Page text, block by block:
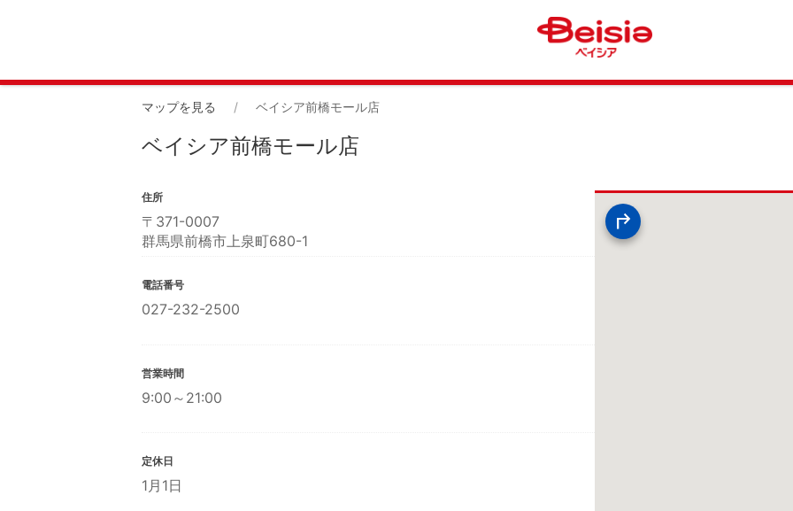
マップを見る ベイシア前橋モール店
ベイシア前橋モール店
住所
〒 371-0007
群馬県前橋市上泉町680-1
電話番号
027-232-2500
営業時間
9:00～21:00
定休日
1月1日